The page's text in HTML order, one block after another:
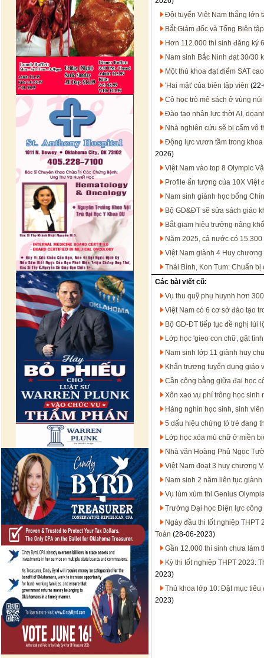
Đội tuyển Việt Nam thắng lớn
Bắt Giám đốc và Tổng Biên
Hơn 112.000 thí sinh đăng ký
Nam sinh Bắc Ninh đạt 30/30
Một thủ khoa đạt điểm SAT
'Hai mặt' của biên tập viên
Cô học trò mê sách ở vùng
Đào tạo nhân lực thời AI,
Nhà nghiên cứu sẽ bị cấm vô
Động lực vươn tầm trong
2026)
Việt Nam vào top 8 Olympic
Profile ấn tượng của 10X Việt
Nam sinh giành học bổng
Bộ GD&ĐT sẽ sửa sách giáo
Bắt giam hiệu trưởng nâng
Năm 2025, cả nước có
Việt Nam giành 4 Huy
Thái Bình, Kon Tum: Chuẩn
Các bài viết cũ:
Vụ thu quỹ phụ huynh hơn
Việt Nam có 6 cơ sở đào tạo
Bộ GD-ĐT tiếp tục đề nghị lùi
Lớp học 'gieo con chữ, gặt
Nam sinh lớp 11 giành huy
Khẩn trương tuyển dụng giáo
Cần công bằng giữa đại học
Xôn xao vụ phí trông học
Hàng nghìn học sinh, sinh
5 dấu hiệu chứng tỏ trẻ đang
Lớp học xóa mù chữ ở miền
Nhà văn Hoàng Phủ Ngọc
Việt Nam đoạt 3 huy chương
Nam sinh 2 năm liên tục
Vụ lùm xùm thi Genius
Trường Đại học Điện lực công
Ngày đầu thi tốt nghiệp
Toán (28-06-2023)
Gần 12.000 thí sinh chưa làm
Kỳ thi tốt nghiệp THPT 2023:
2023)
Thủ khoa lớp 10: Đặt mục
2023)